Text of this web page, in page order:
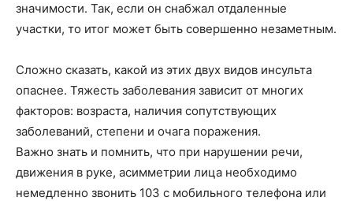
значимости. Так, если он снабжал отдаленные
участки, то итог может быть совершенно незаметным.
Сложно сказать, какой из этих двух видов инсульта
опаснее. Тяжесть заболевания зависит от многих
факторов: возраста, наличия сопутствующих
заболеваний, степени и очага поражения.
Важно знать и помнить, что при нарушении речи,
движения в руке, асимметрии лица необходимо
немедленно звонить 103 с мобильного телефона или